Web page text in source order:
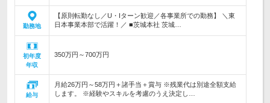
勤務地
【原則転勤なし／U・Iターン歓迎／各事業所での勤務】 ＼東
日本事業本部で活躍！／ ■茨城本社 茨城…
初年度
年収
350万円～700万円
給与
月給26万円～58万円＋諸手当＋賞与 ※残業代は別途全額支給
します。 ※経験やスキルを考慮のうえ決定し…